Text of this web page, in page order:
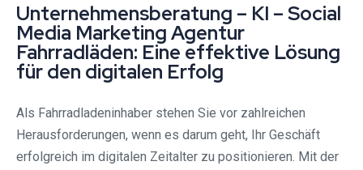
Unternehmensberatung – KI – Social
Media Marketing Agentur
Fahrradläden: Eine effektive Lösung
für den digitalen Erfolg
Als Fahrradladeninhaber stehen Sie vor zahlreichen
Herausforderungen, wenn es darum geht, Ihr Geschäft
erfolgreich im digitalen Zeitalter zu positionieren. Mit der